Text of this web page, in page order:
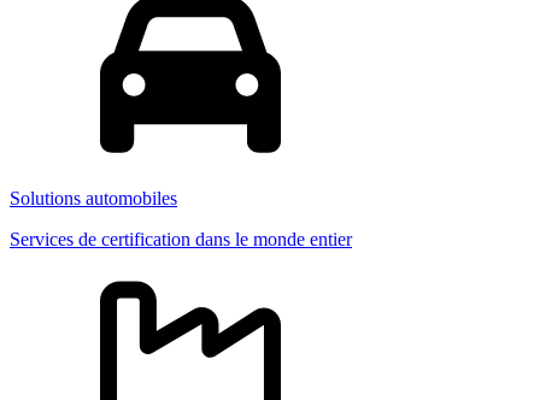
Solutions automobiles
Services de certification dans le monde entier